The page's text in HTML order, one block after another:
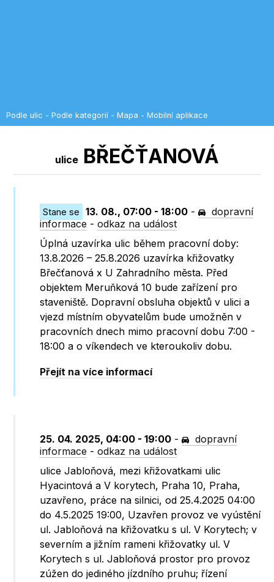
Podle ulic - Podle kategorií - Mapa - Mobilní aplikace
ulice BŘEČŤANOVÁ
Stane se 13. 08., 07:00 - 18:00 -
dopravní
informace -odkaz na událost
Úplná uzavírka ulic během pracovní doby:
13.8.2026 – 25.8.2026 uzavírka křižovatky
Břečťanová x U Zahradního města. Před
objektem Meruňková 10 bude zařízení pro
staveniště. Dopravní obsluha objektů v ulici a
vjezd místním obyvatelům bude umožněn v
pracovních dnech mimo pracovní dobu 7:00 -
18:00 a o víkendech ve kteroukoliv dobu.
Přejít na více informací
25. 04. 2025, 04:00 - 19:00 -
dopravní
informace -odkaz na událost
ulice Jabloňová, mezi křižovatkami ulic
Hyacintová a V korytech, Praha 10, Praha,
uzavřeno, práce na silnici, od 25.4.2025 04:00
do 4.5.2025 19:00, Uzavřen provoz ve vyústění
ul. Jabloňová na křižovatku s ul. V Korytech; v
severním a jižním rameni křižovatky ul. V
Korytech s ul. Jabloňová prostor pro provoz
zúžen do jediného jízdního pruhu; řízení